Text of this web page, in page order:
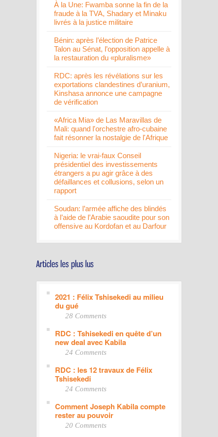
À la Une: Fwamba sonne la fin de la
fraude à la TVA, Shadary et Minaku
livrés à la justice militaire
Bénin: après l’élection de Patrice
Talon au Sénat, l’opposition appelle à
la restauration du «pluralisme»
RDC: après les révélations sur les
exportations clandestines d’uranium,
Kinshasa annonce une campagne
de vérification
«Africa Mia» de Las Maravillas de
Mali: quand l'orchestre afro-cubaine
fait résonner la nostalgie de l'Afrique
Nigeria: le vrai-faux Conseil
présidentiel des investissements
étrangers a pu agir grâce à des
défaillances et collusions, selon un
rapport
Soudan: l’armée affiche des blindés
à l’aide de l’Arabie saoudite pour son
offensive au Kordofan et au Darfour
2021 : Félix Tshisekedi au milieu
du gué
28 Comments
RDC : Tshisekedi en quête d’un
new deal avec Kabila
24 Comments
RDC : les 12 travaux de Félix
Tshisekedi
24 Comments
Comment Joseph Kabila compte
rester au pouvoir
20 Comments